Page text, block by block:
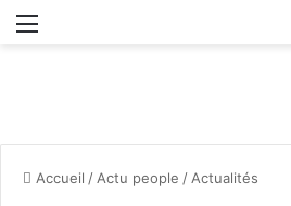
Accueil /Actu people /Actualités